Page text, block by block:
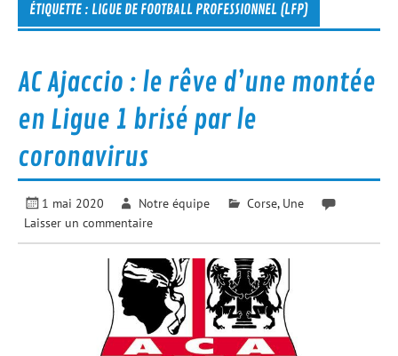
ÉTIQUETTE : LIGUE DE FOOTBALL PROFESSIONNEL (LFP)
AC Ajaccio : le rêve d’une montée
en Ligue 1 brisé par le
coronavirus
1 mai 2020 Notre équipe Corse, Une
Laisser un commentaire